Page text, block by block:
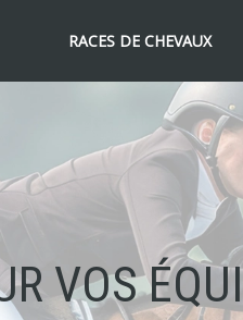
RACES DE CHEVAUX
VOS